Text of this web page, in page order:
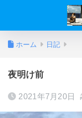
ホーム 日記
夜明け前
2021年7月20日